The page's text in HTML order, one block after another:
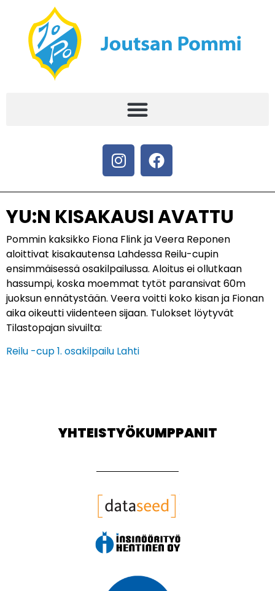
YU:N KISAKAUSI AVATTU
Pommin kaksikko Fiona Flink ja Veera Reponen
aloittivat kisakautensa Lahdessa Reilu-cupin
ensimmäisessä osakilpailussa. Aloitus ei ollutkaan
hassumpi, koska moemmat tytöt paransivat 60m
juoksun ennätystään. Veera voitti koko kisan ja Fionan
aika oikeutti viidenteen sijaan. Tulokset löytyvät
Tilastopajan sivuilta:
Reilu -cup 1. osakilpailu Lahti
YHTEISTYÖKUMPPANIT